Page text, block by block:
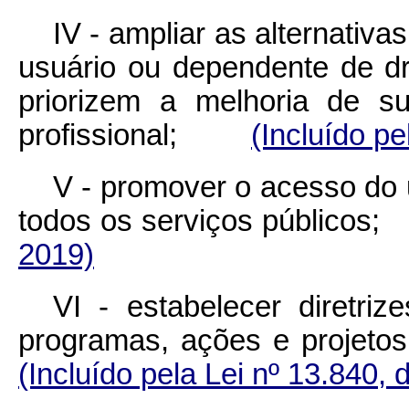
IV - ampliar as
usuário ou dependente de
priorizem a melhoria de
profissional; (Incluído
V - promover o acesso
todos os serviços
2019)
VI - estabelecer
programas, ações e
(Incluído pela Lei nº 13.840,